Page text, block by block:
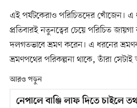
এই পর্যটকেরাও পরিচিতদের খোঁজেন। এ
প্রতিবারই নতুনত্বের চেয়ে পরিচিত
দলগতভাবে ভ্রমণ করেন। এ ধরনের
ভ্রমণপথের পরিকল্পনা থাকে, তাঁরা
আরও পড়ুন
নেপালে বাঞ্জি লাফ দিতে চাইলে